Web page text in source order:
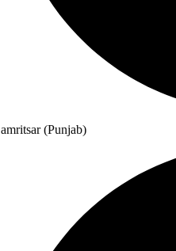
amritsar (Punjab)